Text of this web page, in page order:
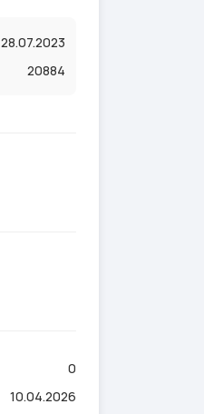
28.07.2023
20884
0
10.04.2026